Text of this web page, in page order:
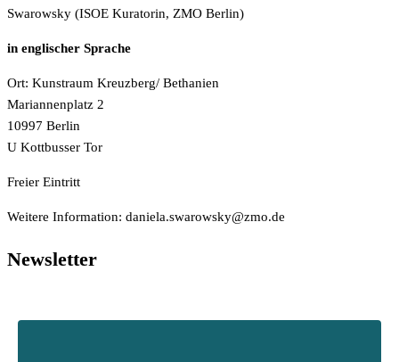
Swarowsky (ISOE Kuratorin, ZMO Berlin)
in englischer Sprache
Ort: Kunstraum Kreuzberg/ Bethanien
Mariannenplatz 2
10997 Berlin
U Kottbusser Tor
Freier Eintritt
Weitere Information: ed.omz@yksworaws.aleinad
Newsletter